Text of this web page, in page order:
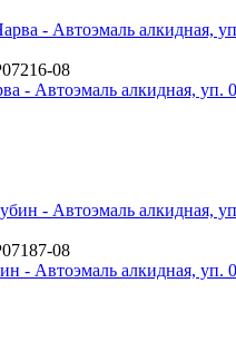
08
- Автоэмаль алкидная, уп.
08
- Автоэмаль алкидная, уп.